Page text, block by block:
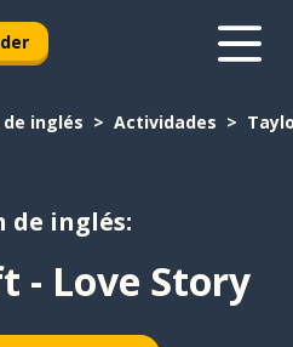
de inglés Actividades
de inglés:
- Love Story